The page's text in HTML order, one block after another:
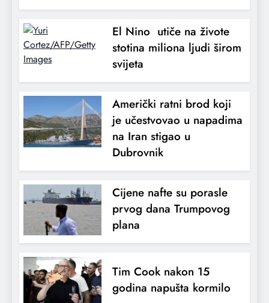
El Nino utiče na živote
stotina miliona ljudi širom
svijeta
Američki ratni brod koji
je učestvovao u napadima
na Iran stigao u
Dubrovnik
Cijene nafte su porasle
prvog dana Trumpovog
plana
Tim Cook nakon 15
godina napušta kormilo